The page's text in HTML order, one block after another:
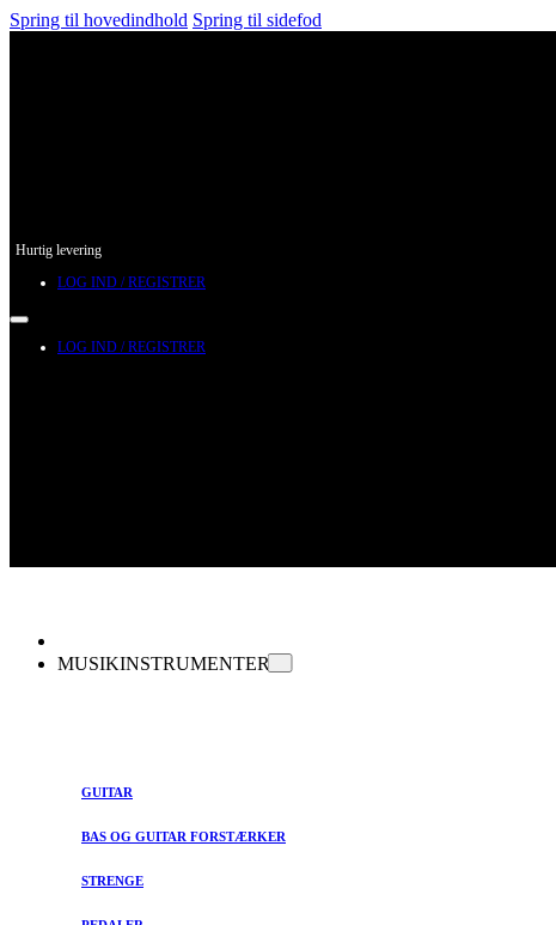
Spring til hovedindhold Spring til sidefod
Hurtig levering
LOG IND / REGISTRER
LOG IND / REGISTRER
MUSIKINSTRUMENTER
GUITAR
BAS OG GUITAR FORSTÆRKER
STRENGE